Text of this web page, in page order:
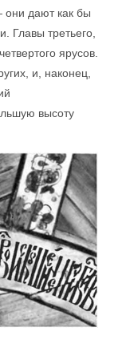
они дают как бы
Главы третьего,
ярусов.
и, наконец,
высоту